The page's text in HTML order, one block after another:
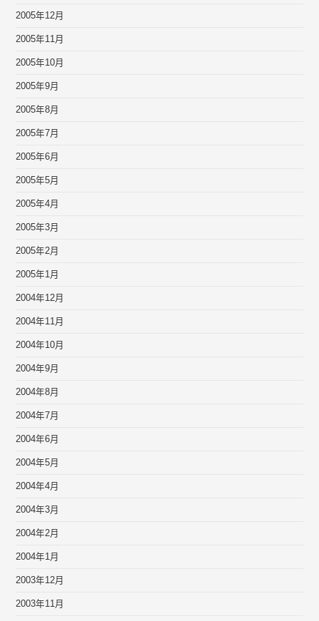
2005年12月
2005年11月
2005年10月
2005年9月
2005年8月
2005年7月
2005年6月
2005年5月
2005年4月
2005年3月
2005年2月
2005年1月
2004年12月
2004年11月
2004年10月
2004年9月
2004年8月
2004年7月
2004年6月
2004年5月
2004年4月
2004年3月
2004年2月
2004年1月
2003年12月
2003年11月